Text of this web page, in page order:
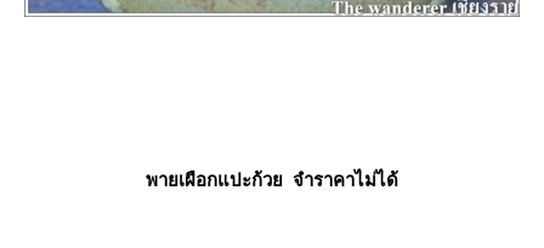
พายเผือกแปะก้วย จำราคาไม่ได้